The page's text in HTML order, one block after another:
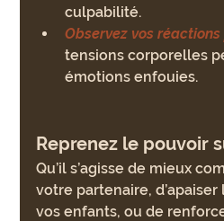
culpabilité.
Observez vos
tensions corporelles
émotions enfouies.
Reprenez le pouvoir
Qu’il s’agisse de mieux
votre partenaire,
vos enfants, ou de